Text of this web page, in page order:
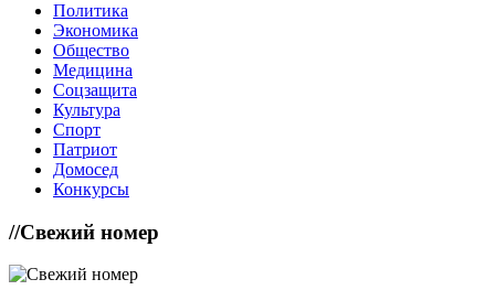
Политика
Экономика
Общество
Медицина
Соцзащита
Культура
Спорт
Патриот
Домосед
Конкурсы
//Свежий номер